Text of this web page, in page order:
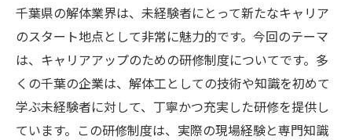
千葉県の解体業界は、未経験者にとって新たなキャリア
のスタート地点として非常に魅力的です。今回のテーマ
は、キャリアアップのための研修制度についてです。多
くの千葉の企業は、解体工としての技術や知識を初めて
学ぶ未経験者に対して、丁寧かつ充実した研修を提供し
ています。この研修制度は、実際の現場経験と専門知識